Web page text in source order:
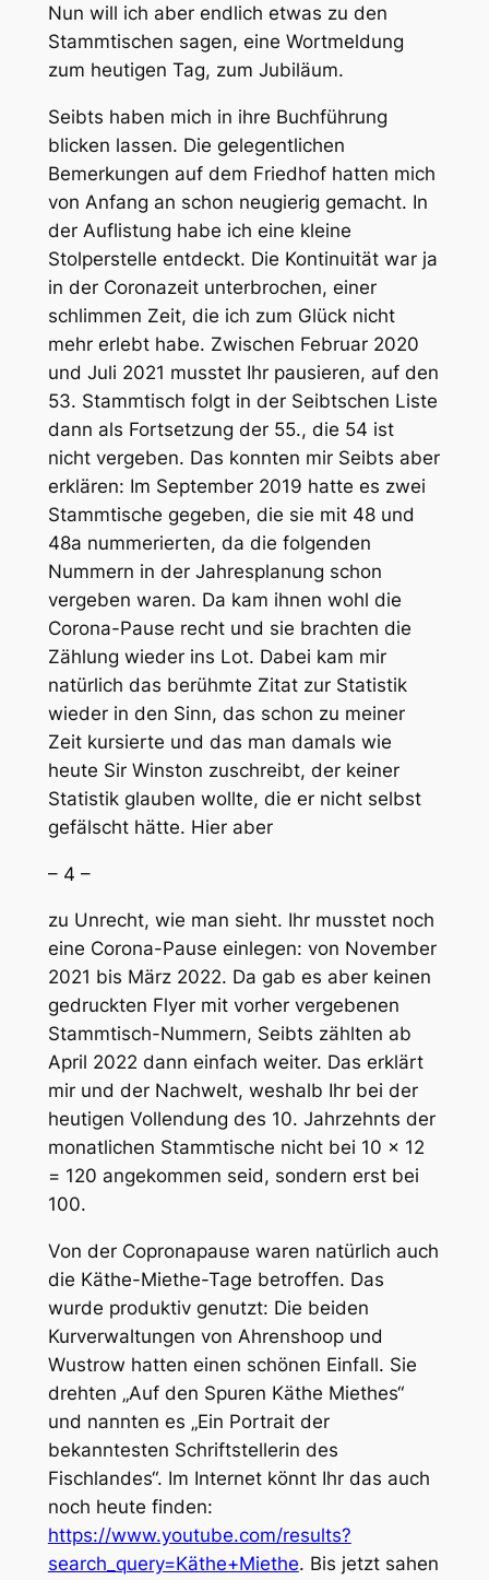
Nun will ich aber endlich etwas zu den
Stammtischen sagen, eine Wortmeldung
zum heutigen Tag, zum Jubiläum.
Seibts haben mich in ihre Buchführung
blicken lassen. Die gelegentlichen
Bemerkungen auf dem Friedhof hatten mich
von Anfang an schon neugierig gemacht. In
der Auflistung habe ich eine kleine
Stolperstelle entdeckt. Die Kontinuität war ja
in der Coronazeit unterbrochen, einer
schlimmen Zeit, die ich zum Glück nicht
mehr erlebt habe. Zwischen Februar 2020
und Juli 2021 musstet Ihr pausieren, auf den
53. Stammtisch folgt in der Seibtschen Liste
dann als Fortsetzung der 55., die 54 ist
nicht vergeben. Das konnten mir Seibts aber
erklären: Im September 2019 hatte es zwei
Stammtische gegeben, die sie mit 48 und
48a nummerierten, da die folgenden
Nummern in der Jahresplanung schon
vergeben waren. Da kam ihnen wohl die
Corona-Pause recht und sie brachten die
Zählung wieder ins Lot. Dabei kam mir
natürlich das berühmte Zitat zur Statistik
wieder in den Sinn, das schon zu meiner
Zeit kursierte und das man damals wie
heute Sir Winston zuschreibt, der keiner
Statistik glauben wollte, die er nicht selbst
gefälscht hätte. Hier aber
– 4 –
zu Unrecht, wie man sieht. Ihr musstet noch
eine Corona-Pause einlegen: von November
2021 bis März 2022. Da gab es aber keinen
gedruckten Flyer mit vorher vergebenen
Stammtisch-Nummern, Seibts zählten ab
April 2022 dann einfach weiter. Das erklärt
mir und der Nachwelt, weshalb Ihr bei der
heutigen Vollendung des 10. Jahrzehnts der
monatlichen Stammtische nicht bei 10 x 12
= 120 angekommen seid, sondern erst bei
100.
Von der Copronapause waren natürlich auch
die Käthe-Miethe-Tage betroffen. Das
wurde produktiv genutzt: Die beiden
Kurverwaltungen von Ahrenshoop und
Wustrow hatten einen schönen Einfall. Sie
drehten „Auf den Spuren Käthe Miethes“
und nannten es „Ein Portrait der
bekanntesten Schriftstellerin des
Fischlandes“. Im Internet könnt Ihr das auch
noch heute finden:
https://www.youtube.com/results?
search_query=Käthe+Miethe. Bis jetzt sahen